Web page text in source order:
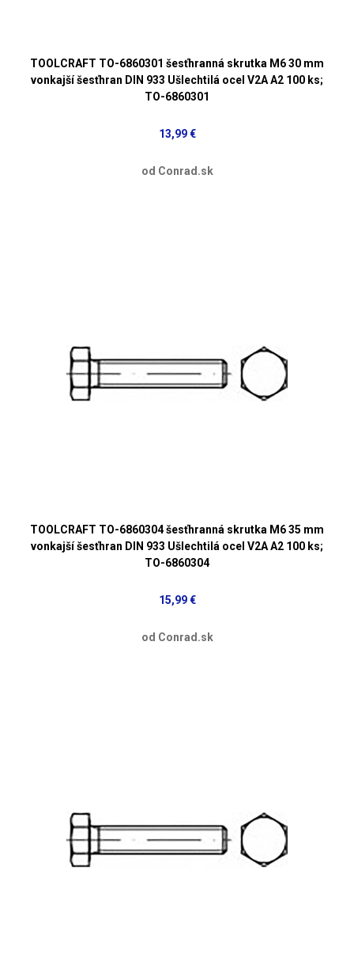
TOOLCRAFT TO-6860301 šesťhranná skrutka M6 30 mm
vonkajší šesťhran DIN 933 Ušlechtilá ocel V2A A2 100 ks;
TO-6860301
13,99 €
od Conrad.sk
TOOLCRAFT TO-6860304 šesťhranná skrutka M6 35 mm
vonkajší šesťhran DIN 933 Ušlechtilá ocel V2A A2 100 ks;
TO-6860304
15,99 €
od Conrad.sk